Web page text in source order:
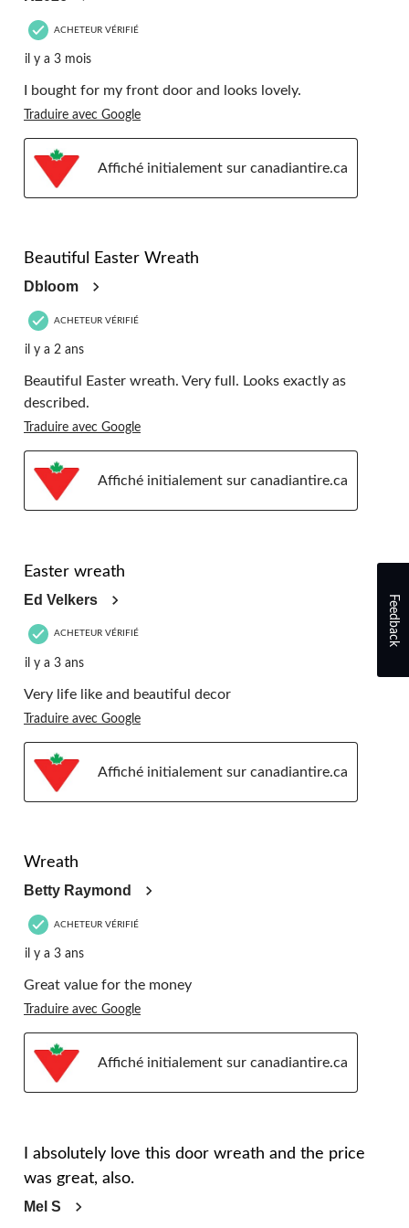
ACHETEUR VÉRIFIÉ
il y a 3 mois
I bought for my front door and looks lovely.
Traduire avec Google
Affiché initialement sur canadiantire.ca
Beautiful Easter Wreath
Dbloom
ACHETEUR VÉRIFIÉ
il y a 2 ans
Beautiful Easter wreath. Very full. Looks exactly as
described.
Traduire avec Google
Affiché initialement sur canadiantire.ca
Easter wreath
Ed Velkers
ACHETEUR VÉRIFIÉ
il y a 3 ans
Very life like and beautiful decor
Traduire avec Google
Affiché initialement sur canadiantire.ca
Wreath
Betty Raymond
ACHETEUR VÉRIFIÉ
il y a 3 ans
Great value for the money
Traduire avec Google
Affiché initialement sur canadiantire.ca
I absolutely love this door wreath and the price
was great, also.
Mel S
Feedback